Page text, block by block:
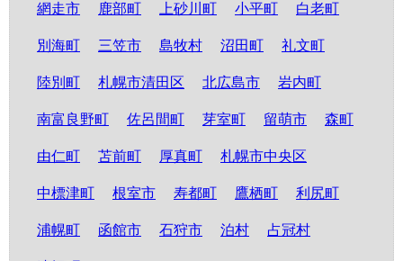
網走市 鹿部町 上砂川町 小平町 白老町
別海町 三笠市 島牧村 沼田町 礼文町
陸別町 札幌市清田区 北広島市 岩内町
南富良野町 佐呂間町 芽室町 留萌市 森町
由仁町 苫前町 厚真町 札幌市中央区
中標津町 根室市 寿都町 鷹栖町 利尻町
浦幌町 函館市 石狩市 泊村 占冠村